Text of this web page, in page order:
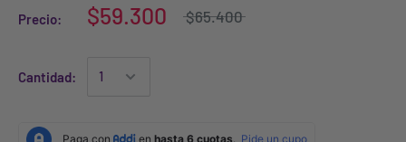
Precio: $59.300 $65.400
Cantidad: